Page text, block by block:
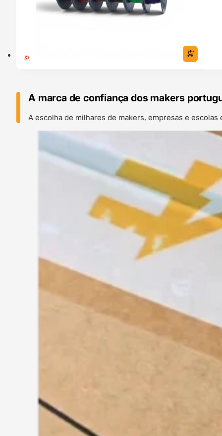
A marca de confiança dos makers
A escolha de milhares de makers, empresas e escolas